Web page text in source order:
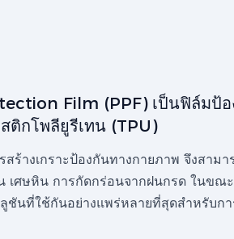
Film (PPF) เป็นฟิล์มป้อ
ติกโพลียูรีเทน (TPU)
ร้างเกราะป้องกันทางกายภาพ จึงสาม
ศษหิน การกัดกร่อนจากฝนกรด ในขณ
ชันที่ใช้กันอย่างแพร่หลายที่สุดสำหรับก